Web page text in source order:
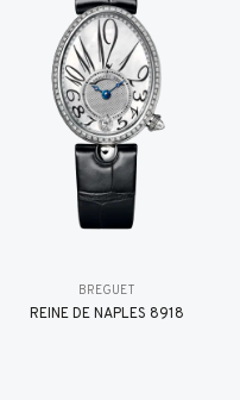
BREGUET
REINE DE NAPLES 8918